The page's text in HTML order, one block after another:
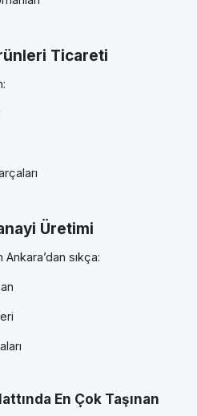
Ticareti
Üretimi
sıkça:
En Çok Taşınan